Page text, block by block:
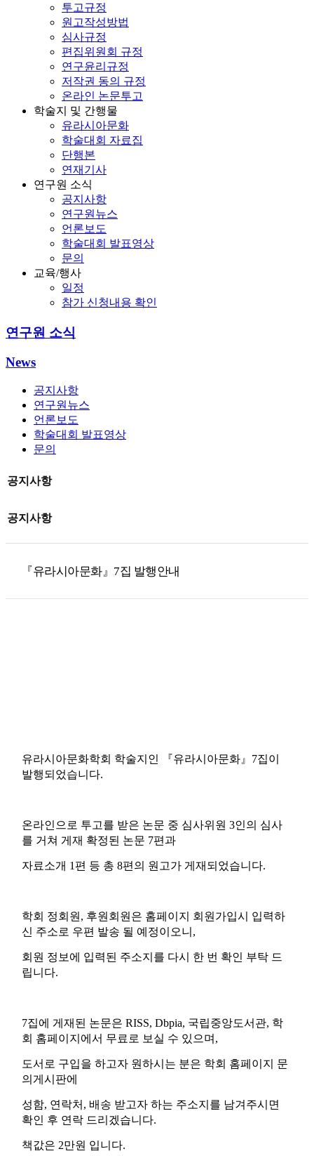
투고규정
원고작성방법
심사규정
편집위원회 규정
연구윤리규정
저작권 동의 규정
온라인 논문투고
학술지 및 간행물
유라시아문화
학술대회 자료집
단행본
연재기사
연구원 소식
공지사항
연구원뉴스
언론보도
학술대회 발표영상
문의
교육/행사
일정
참가 신청내용 확인
연구원 소식
News
공지사항
연구원뉴스
언론보도
학술대회 발표영상
문의
공지사항
공지사항
『유라시아문화』7집 발행안내
유라시아문화학회 학술지인 『유라시아문화』7집이
발행되었습니다.
온라인으로 투고를 받은 논문 중 심사위원 3인의 심사
를 거쳐 게재 확정된 논문 7편과
자료소개 1편 등 총 8편의 원고가 게재되었습니다.
학회 정회원, 후원회원은 홈페이지 회원가입시 입력하
신 주소로 우편 발송 될 예정이오니,
회원 정보에 입력된 주소지를 다시 한 번 확인 부탁 드
립니다.
7집에 게재된 논문은 RISS, Dbpia, 국립중앙도서관, 학
회 홈페이지에서 무료로 보실 수 있으며,
도서로 구입을 하고자 원하시는 분은 학회 홈페이지 문
의게시판에
성함, 연락처, 배송 받고자 하는 주소지를 남겨주시면
확인 후 연락 드리겠습니다.
책값은 2만원 입니다.